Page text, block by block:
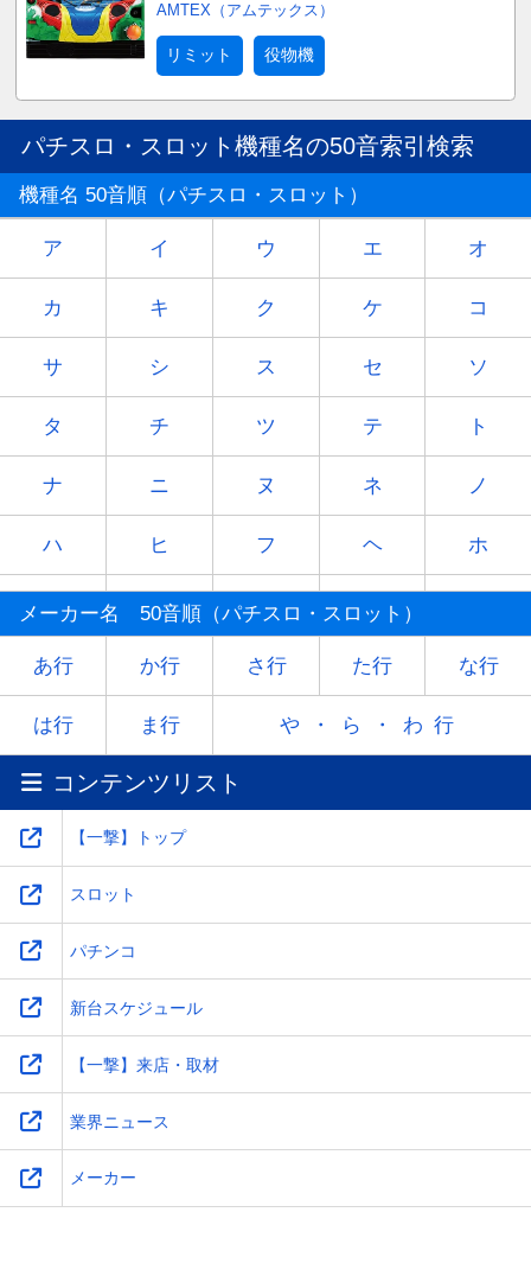
AMTEX（アムテックス）
リミット 役物機
パチスロ・スロット機種名の50音索引検索
機種名 50音順（パチスロ・スロット）
ア イ ウ エ オ
カ キ ク ケ コ
サ シ ス セ ソ
タ チ ツ テ ト
ナ ニ ヌ ネ ノ
ハ ヒ フ ヘ ホ
マ ミ ム メ
ヤ - ユ - ヨ
ラ リ レ
ワ -
メーカー名 50音順（パチスロ・スロット）
あ行 か行 さ行 た行 な行
は行 ま行 や・ら・わ行
コンテンツリスト
【一撃】トップ
スロット
パチンコ
新台スケジュール
【一撃】来店・取材
業界ニュース
メーカー